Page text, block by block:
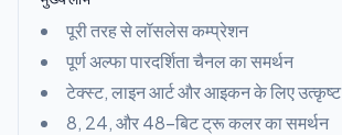
पूरी तरह से लॉसलेस कम्प्रेशन
पूर्ण अल्फा पारदर्शिता चैनल का समर्थन
टेक्स्ट, लाइन आर्ट और आइकन के लिए उत्कृष्ट
8, 24, और 48-बिट ट्रू कलर का समर्थन